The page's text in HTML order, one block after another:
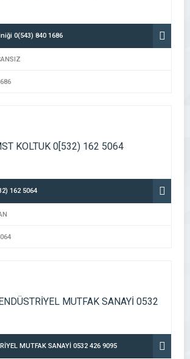
0(543) 840 1686
162 5064
MUTFAK SANAYİ 0532 426 9095